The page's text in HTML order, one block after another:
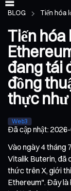
BLOG Tiến hóa
Tiến hóa
đang tái
đồng
thực như
Web3
Đã cập nhật:
Vào ngày 4 tháng
Vitalik Buterin, đã
thức trên X, giới
Ethereum". Đây